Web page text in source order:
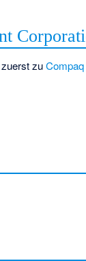
zuerst zuCompaq